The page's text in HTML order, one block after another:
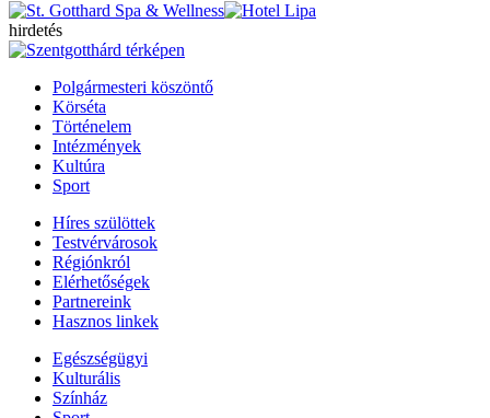
hirdetés
Polgármesteri köszöntő
Körséta
Történelem
Intézmények
Kultúra
Sport
Híres szülöttek
Testvérvárosok
Régiónkról
Elérhetőségek
Partnereink
Hasznos linkek
Egészségügyi
Kulturális
Színház